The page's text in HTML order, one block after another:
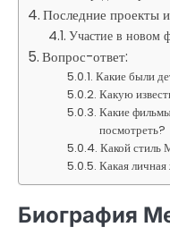
Последние проекты
Участие в новом
Вопрос-ответ:
Какие были
Какую
Какие
посмотреть?
Какой стиль
Какая
Биография